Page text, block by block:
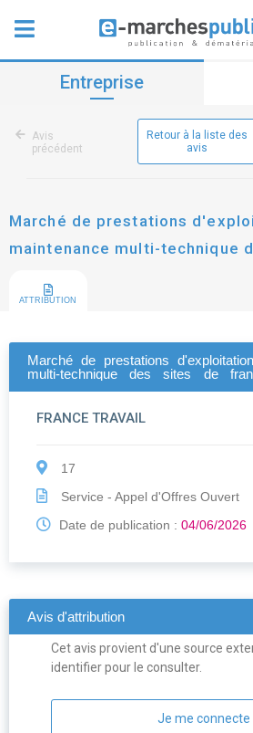
Entreprise
Avis
précédent
Retour à la liste des
avis
Marché de prestations
maintenance multi-technique
ATTRIBUTION
Marché de prestations
multi-technique des sites de
FRANCE TRAVAIL
17
Service - Appel d'Offres Ouvert
Date de publication : 04/06/2026
Avis d'attribution
Cet avis provient d'une source
identifier pour le consulter.
Je me connecte